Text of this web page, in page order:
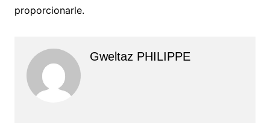
proporcionarle.
Gweltaz PHILIPPE